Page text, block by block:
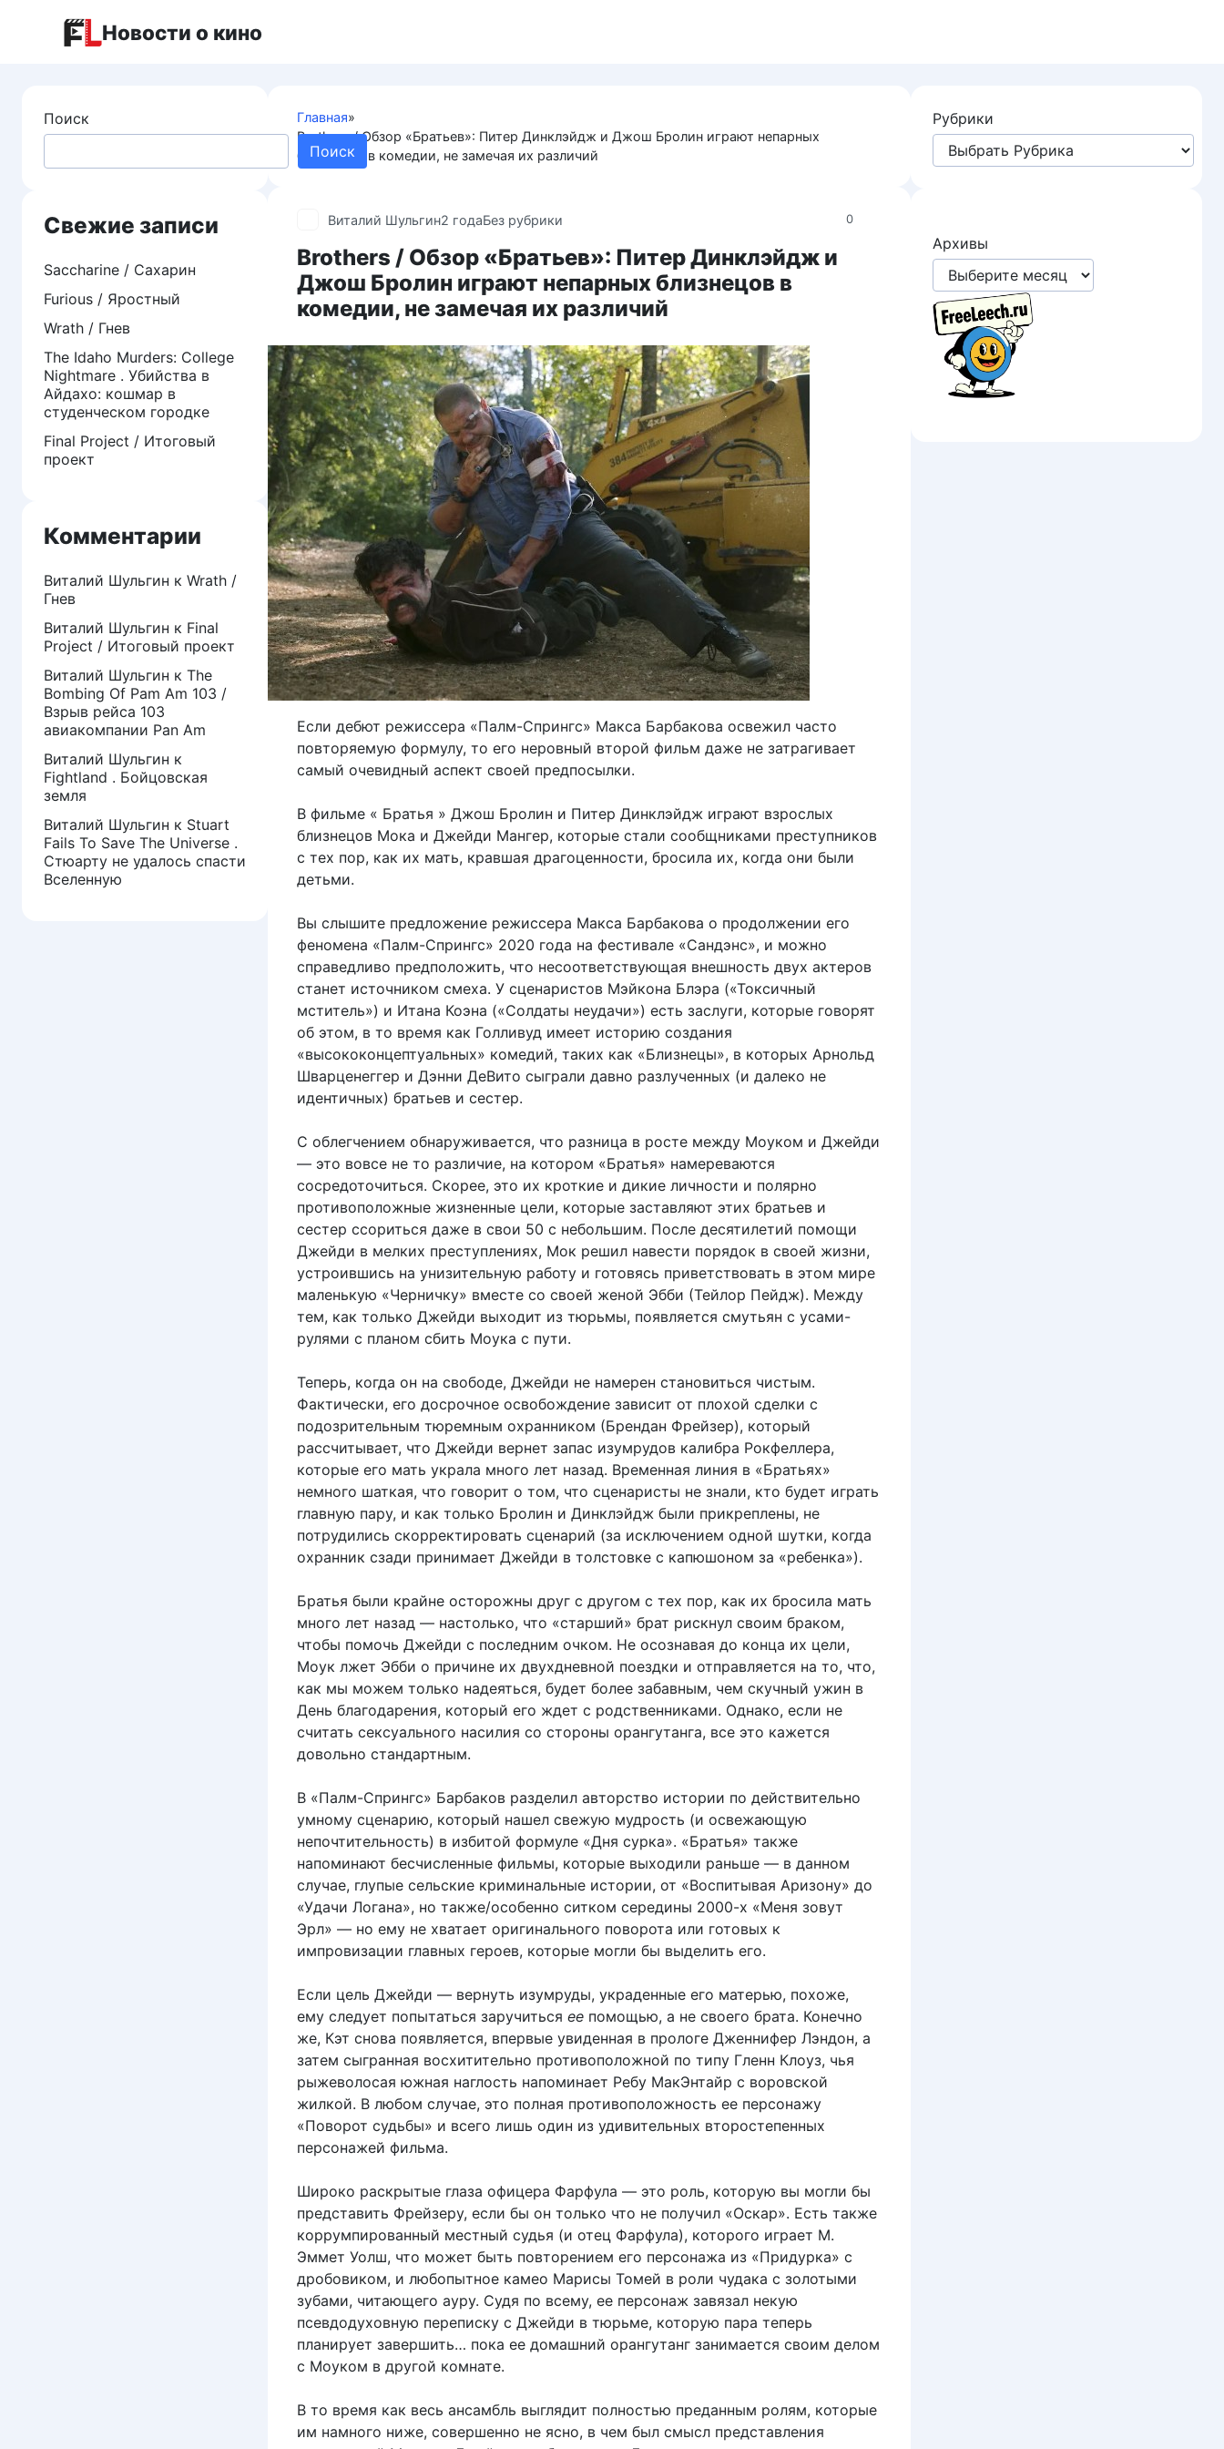
Новости о кино
Главная»
Brothers / Обзор «Братьев»: Питер Динклэйдж и Джош Бролин играют непарных
близнецов в комедии, не замечая их различий
0
Виталий Шульгин2 годаБез рубрики
Brothers / Обзор «Братьев»: Питер Динклэйдж и
Джош Бролин играют непарных близнецов в
комедии, не замечая их различий
Если дебют режиссера «Палм-Спрингс» Макса Барбакова освежил часто
повторяемую формулу, то его неровный второй фильм даже не затрагивает
самый очевидный аспект своей предпосылки.
В фильме « Братья » Джош Бролин и Питер Динклэйдж играют взрослых
близнецов Мока и Джейди Мангер, которые стали сообщниками преступников
с тех пор, как их мать, кравшая драгоценности, бросила их, когда они были
детьми.
Вы слышите предложение режиссера Макса Барбакова о продолжении его
феномена «Палм-Спрингс» 2020 года на фестивале «Сандэнс», и можно
справедливо предположить, что несоответствующая внешность двух актеров
станет источником смеха. У сценаристов Мэйкона Блэра («Токсичный
мститель») и Итана Коэна («Солдаты неудачи») есть заслуги, которые говорят
об этом, в то время как Голливуд имеет историю создания
«высококонцептуальных» комедий, таких как «Близнецы», в которых Арнольд
Шварценеггер и Дэнни ДеВито сыграли давно разлученных (и далеко не
идентичных) братьев и сестер.
С облегчением обнаруживается, что разница в росте между Моуком и Джейди
— это вовсе не то различие, на котором «Братья» намереваются
сосредоточиться. Скорее, это их кроткие и дикие личности и полярно
противоположные жизненные цели, которые заставляют этих братьев и
сестер ссориться даже в свои 50 с небольшим. После десятилетий помощи
Джейди в мелких преступлениях, Мок решил навести порядок в своей жизни,
устроившись на унизительную работу и готовясь приветствовать в этом мире
маленькую «Черничку» вместе со своей женой Эбби (Тейлор Пейдж). Между
тем, как только Джейди выходит из тюрьмы, появляется смутьян с усами-
рулями с планом сбить Моука с пути.
Теперь, когда он на свободе, Джейди не намерен становиться чистым.
Фактически, его досрочное освобождение зависит от плохой сделки с
подозрительным тюремным охранником (Брендан Фрейзер), который
рассчитывает, что Джейди вернет запас изумрудов калибра Рокфеллера,
которые его мать украла много лет назад. Временная линия в «Братьях»
немного шаткая, что говорит о том, что сценаристы не знали, кто будет играть
главную пару, и как только Бролин и Динклэйдж были прикреплены, не
потрудились скорректировать сценарий (за исключением одной шутки, когда
охранник сзади принимает Джейди в толстовке с капюшоном за «ребенка»).
Братья были крайне осторожны друг с другом с тех пор, как их бросила мать
много лет назад — настолько, что «старший» брат рискнул своим браком,
чтобы помочь Джейди с последним очком. Не осознавая до конца их цели,
Моук лжет Эбби о причине их двухдневной поездки и отправляется на то, что,
как мы можем только надеяться, будет более забавным, чем скучный ужин в
День благодарения, который его ждет с родственниками. Однако, если не
считать сексуального насилия со стороны орангутанга, все это кажется
довольно стандартным.
В «Палм-Спрингс» Барбаков разделил авторство истории по действительно
умному сценарию, который нашел свежую мудрость (и освежающую
непочтительность) в избитой формуле «Дня сурка». «Братья» также
напоминают бесчисленные фильмы, которые выходили раньше — в данном
случае, глупые сельские криминальные истории, от «Воспитывая Аризону» до
«Удачи Логана», но также/особенно ситком середины 2000-х «Меня зовут
Эрл» — но ему не хватает оригинального поворота или готовых к
импровизации главных героев, которые могли бы выделить его.
Если цель Джейди — вернуть изумруды, украденные его матерью, похоже,
ему следует попытаться заручиться ее помощью, а не своего брата. Конечно
же, Кэт снова появляется, впервые увиденная в прологе Дженнифер Лэндон, а
затем сыгранная восхитительно противоположной по типу Гленн Клоуз, чья
рыжеволосая южная наглость напоминает Ребу МакЭнтайр с воровской
жилкой. В любом случае, это полная противоположность ее персонажу
«Поворот судьбы» и всего лишь один из удивительных второстепенных
персонажей фильма.
Широко раскрытые глаза офицера Фарфула — это роль, которую вы могли бы
представить Фрейзеру, если бы он только что не получил «Оскар». Есть также
коррумпированный местный судья (и отец Фарфула), которого играет М.
Эммет Уолш, что может быть повторением его персонажа из «Придурка» с
дробовиком, и любопытное камео Марисы Томей в роли чудака с золотыми
зубами, читающего ауру. Судя по всему, ее персонаж завязал некую
псевдодуховную переписку с Джейди в тюрьме, которую пара теперь
планирует завершить… пока ее домашний орангутанг занимается своим делом
с Моуком в другой комнате.
В то время как весь ансамбль выглядит полностью преданным ролям, которые
им намного ниже, совершенно не ясно, в чем был смысл представления
Поиск
Поиск
Свежие записи
Saccharine / Сахарин
Furious / Яростный
Wrath / Гнев
The Idaho Murders: College
Nightmare . Убийства в
Айдахо: кошмар в
студенческом городке
Final Project / Итоговый
проект
Комментарии
Виталий Шульгин к Wrath /
Гнев
Виталий Шульгин к Final
Project / Итоговый проект
Виталий Шульгин к The
Bombing Of Pam Am 103 /
Взрыв рейса 103
авиакомпании Pan Am
Виталий Шульгин к
Fightland . Бойцовская
земля
Виталий Шульгин к Stuart
Fails To Save The Universe .
Стюарту не удалось спасти
Вселенную
Рубрики
Архивы